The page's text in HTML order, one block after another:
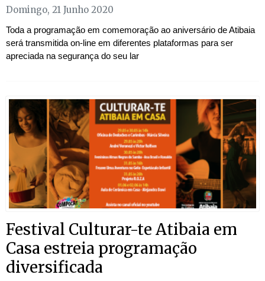
Domingo, 21 Junho 2020
Toda a programação em comemoração ao aniversário de Atibaia
será transmitida on-line em diferentes plataformas para ser
apreciada na segurança do seu lar
Festival Culturar-te Atibaia em
Casa estreia programação
diversificada